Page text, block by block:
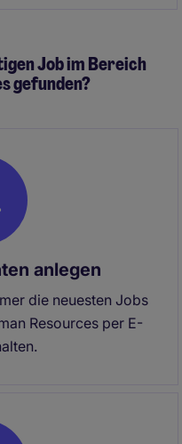
Job im Bereich
gefunden?
anlegen
die neuesten Jobs
Resources per E-